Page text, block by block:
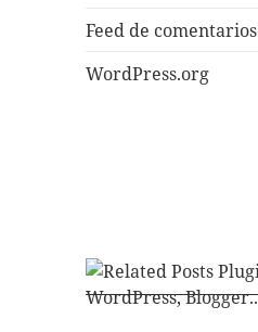
Feed de comentarios
WordPress.org